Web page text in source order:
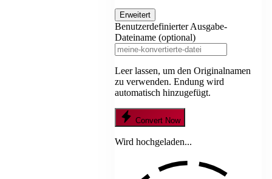
Erweitert
Benutzerdefinierter Ausgabe-
Dateiname (optional)
Leer lassen, um den Originalnamen
zu verwenden. Endung wird
automatisch hinzugefügt.
Convert Now
Wird hochgeladen...